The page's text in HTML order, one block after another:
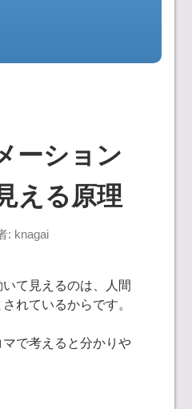
ーション
える原理
: knagai
て見えるのは、人間
れているからです。
で考えると分かりや